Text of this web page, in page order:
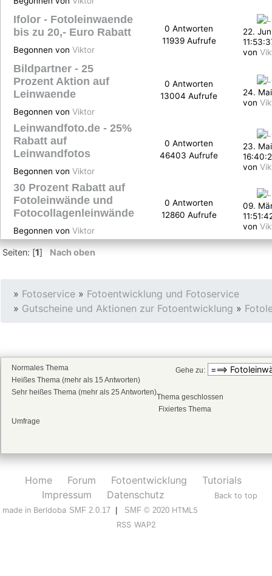
Ifolor - Fotoleinwaende
bis zu 20,- Euro Rabatt
Begonnen von Viktor
0 Antworten
11939 Aufrufe
22.
von
Bildpartner - 25
Prozent Aktion auf
Leinwaende
Begonnen von Viktor
0 Antworten
13004 Aufrufe
24.
von
Leinwandfoto.de - 25%
Rabatt auf
Leinwandfotos
Begonnen von Viktor
0 Antworten
46403 Aufrufe
23.
von
30 Prozent Rabatt auf
Fotoleinwände und
Fotocollagenleinwände
Begonnen von Viktor
0 Antworten
12860 Aufrufe
09.
von
Seiten: [1] Nach oben
» Fotoservice » Fotoentwicklung und Fotoservice
» Gutscheine und Aktionen zur Fotoentwicklung »
Gehe zu:
Normales Thema
Heißes Thema (mehr als 15 Antworten)
Sehr heißes Thema (mehr als 25 Antworten)
Thema geschlossen
Fixiertes Thema
Umfrage
Home Forum Fotoentwicklung
Tutorials
Impressum
Datenschutz
Back to top
made in Berldoba SMF 2.0.17| SMF © 2020 HTML5
RSS WAP2